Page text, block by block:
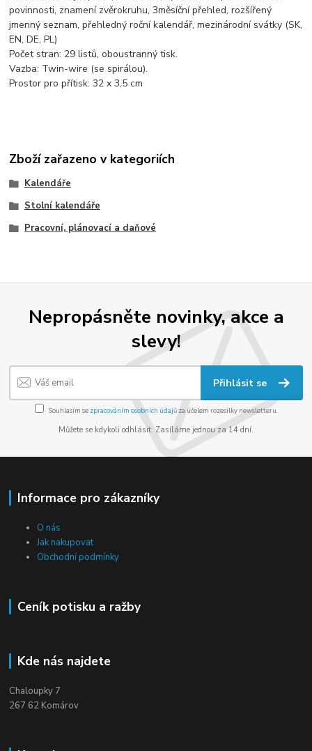
povinnosti, znamení zvěrokruhu, 3měsíční přehled, rozšířený
jmenný seznam, přehledný roční kalendář, mezinárodní svátky (SK,
EN, DE, PL)
Počet stran: 29 listů, oboustranný tisk.
Vazba: Twin-wire (se spirálou).
Prostor pro přítisk: 32 x 3,5 cm
Zboží zařazeno v kategoriích
Kalendáře
Stolní kalendáře
Pracovní, plánovací a daňové
Nepropásněte novinky, akce a
slevy!
Přihlásit se
Souhlasím se zpracováním osobních údajůza účelem rozesílky newsletteru.
Můžete se kdykoli odhlásit. Zasíláme jednou za 14 dní.
Informace pro zákazníky
O nás
Jak nakupovat
Obchodní podmínky
Ceník potisku a ražby
Kde nás najdete
Chaloupky 7
267 62 Komárov